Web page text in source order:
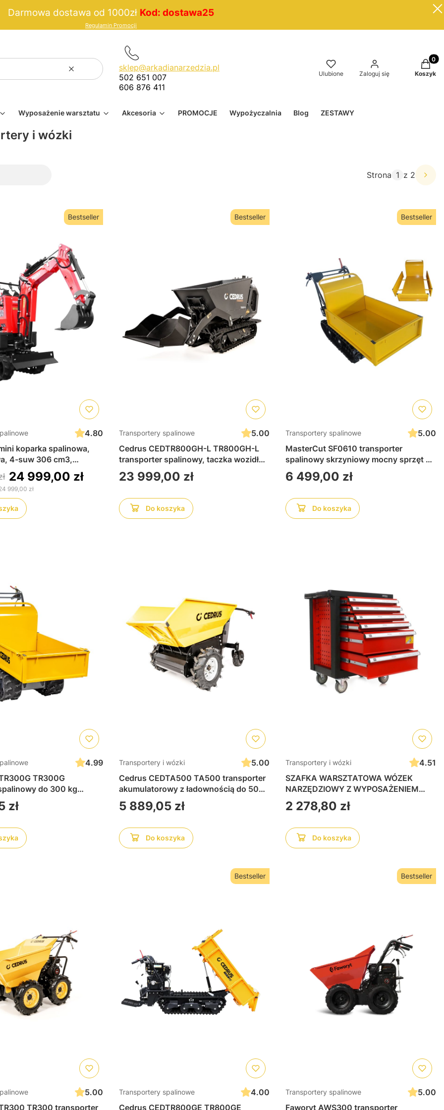
Darmowa dostawa od 1000zł Kod: dostawa25
Regulamin Promocji
WyczyśćSzukaj
sklep@arkadianarzedzia.pl
502 651 007
606 876 411
Ulubione Zaloguj się Koszyk
Wyposażenie warsztatu Akcesoria PROMOCJE Wypożyczalnia Blog ZESTAWY
i wózki
Strona z 2
Bestseller
4.80
koparka spalinowa,
4-suw 306 cm3,
wykopów, prac
oraz robót ziemnych na
budowy
24 999,00 zł
999,00 zł
Bestseller
Transportery spalinowe
5.00
Cedrus CEDTR800GH-L TR800GH-L
transporter spalinowy, taczka wozidło
na gąsienicach, mocny silnik, wydajny i
stabilny, do przewożenia ziemi, gruzu i
Cena
23 999,00 zł
Do koszyka
Bestseller
Transportery spalinowe
5.00
MasterCut SF0610 transporter
spalinowy skrzyniowy mocny sprzęt do
transportu materiałów, ziemi i narzędzi
wydajny pojazd ogrodowy i budowlany
Cena
6 499,00 zł
Do koszyka
4.99
TR300G
do 300 kg
wozidło na
196 cm³
zł
Transportery i wózki
5.00
Cedrus CEDTA500 TA500 transporter
akumulatorowy z ładownością do 500
kg i mocą 48V 20AH 1000W
Cena
5 889,05 zł
Do koszyka
Transportery i wózki
4.51
SZAFKA WARSZTATOWA WÓZEK
NARZĘDZIOWY Z WYPOSAŻENIEM
263EL KD361
Cena
2 278,80 zł
Do koszyka
5.00
TR300 transporter
Bestseller
Transportery spalinowe
4.00
Cedrus CEDTR800GE TR800GE
Bestseller
Transportery spalinowe
5.00
Faworyt AWS300 transporter